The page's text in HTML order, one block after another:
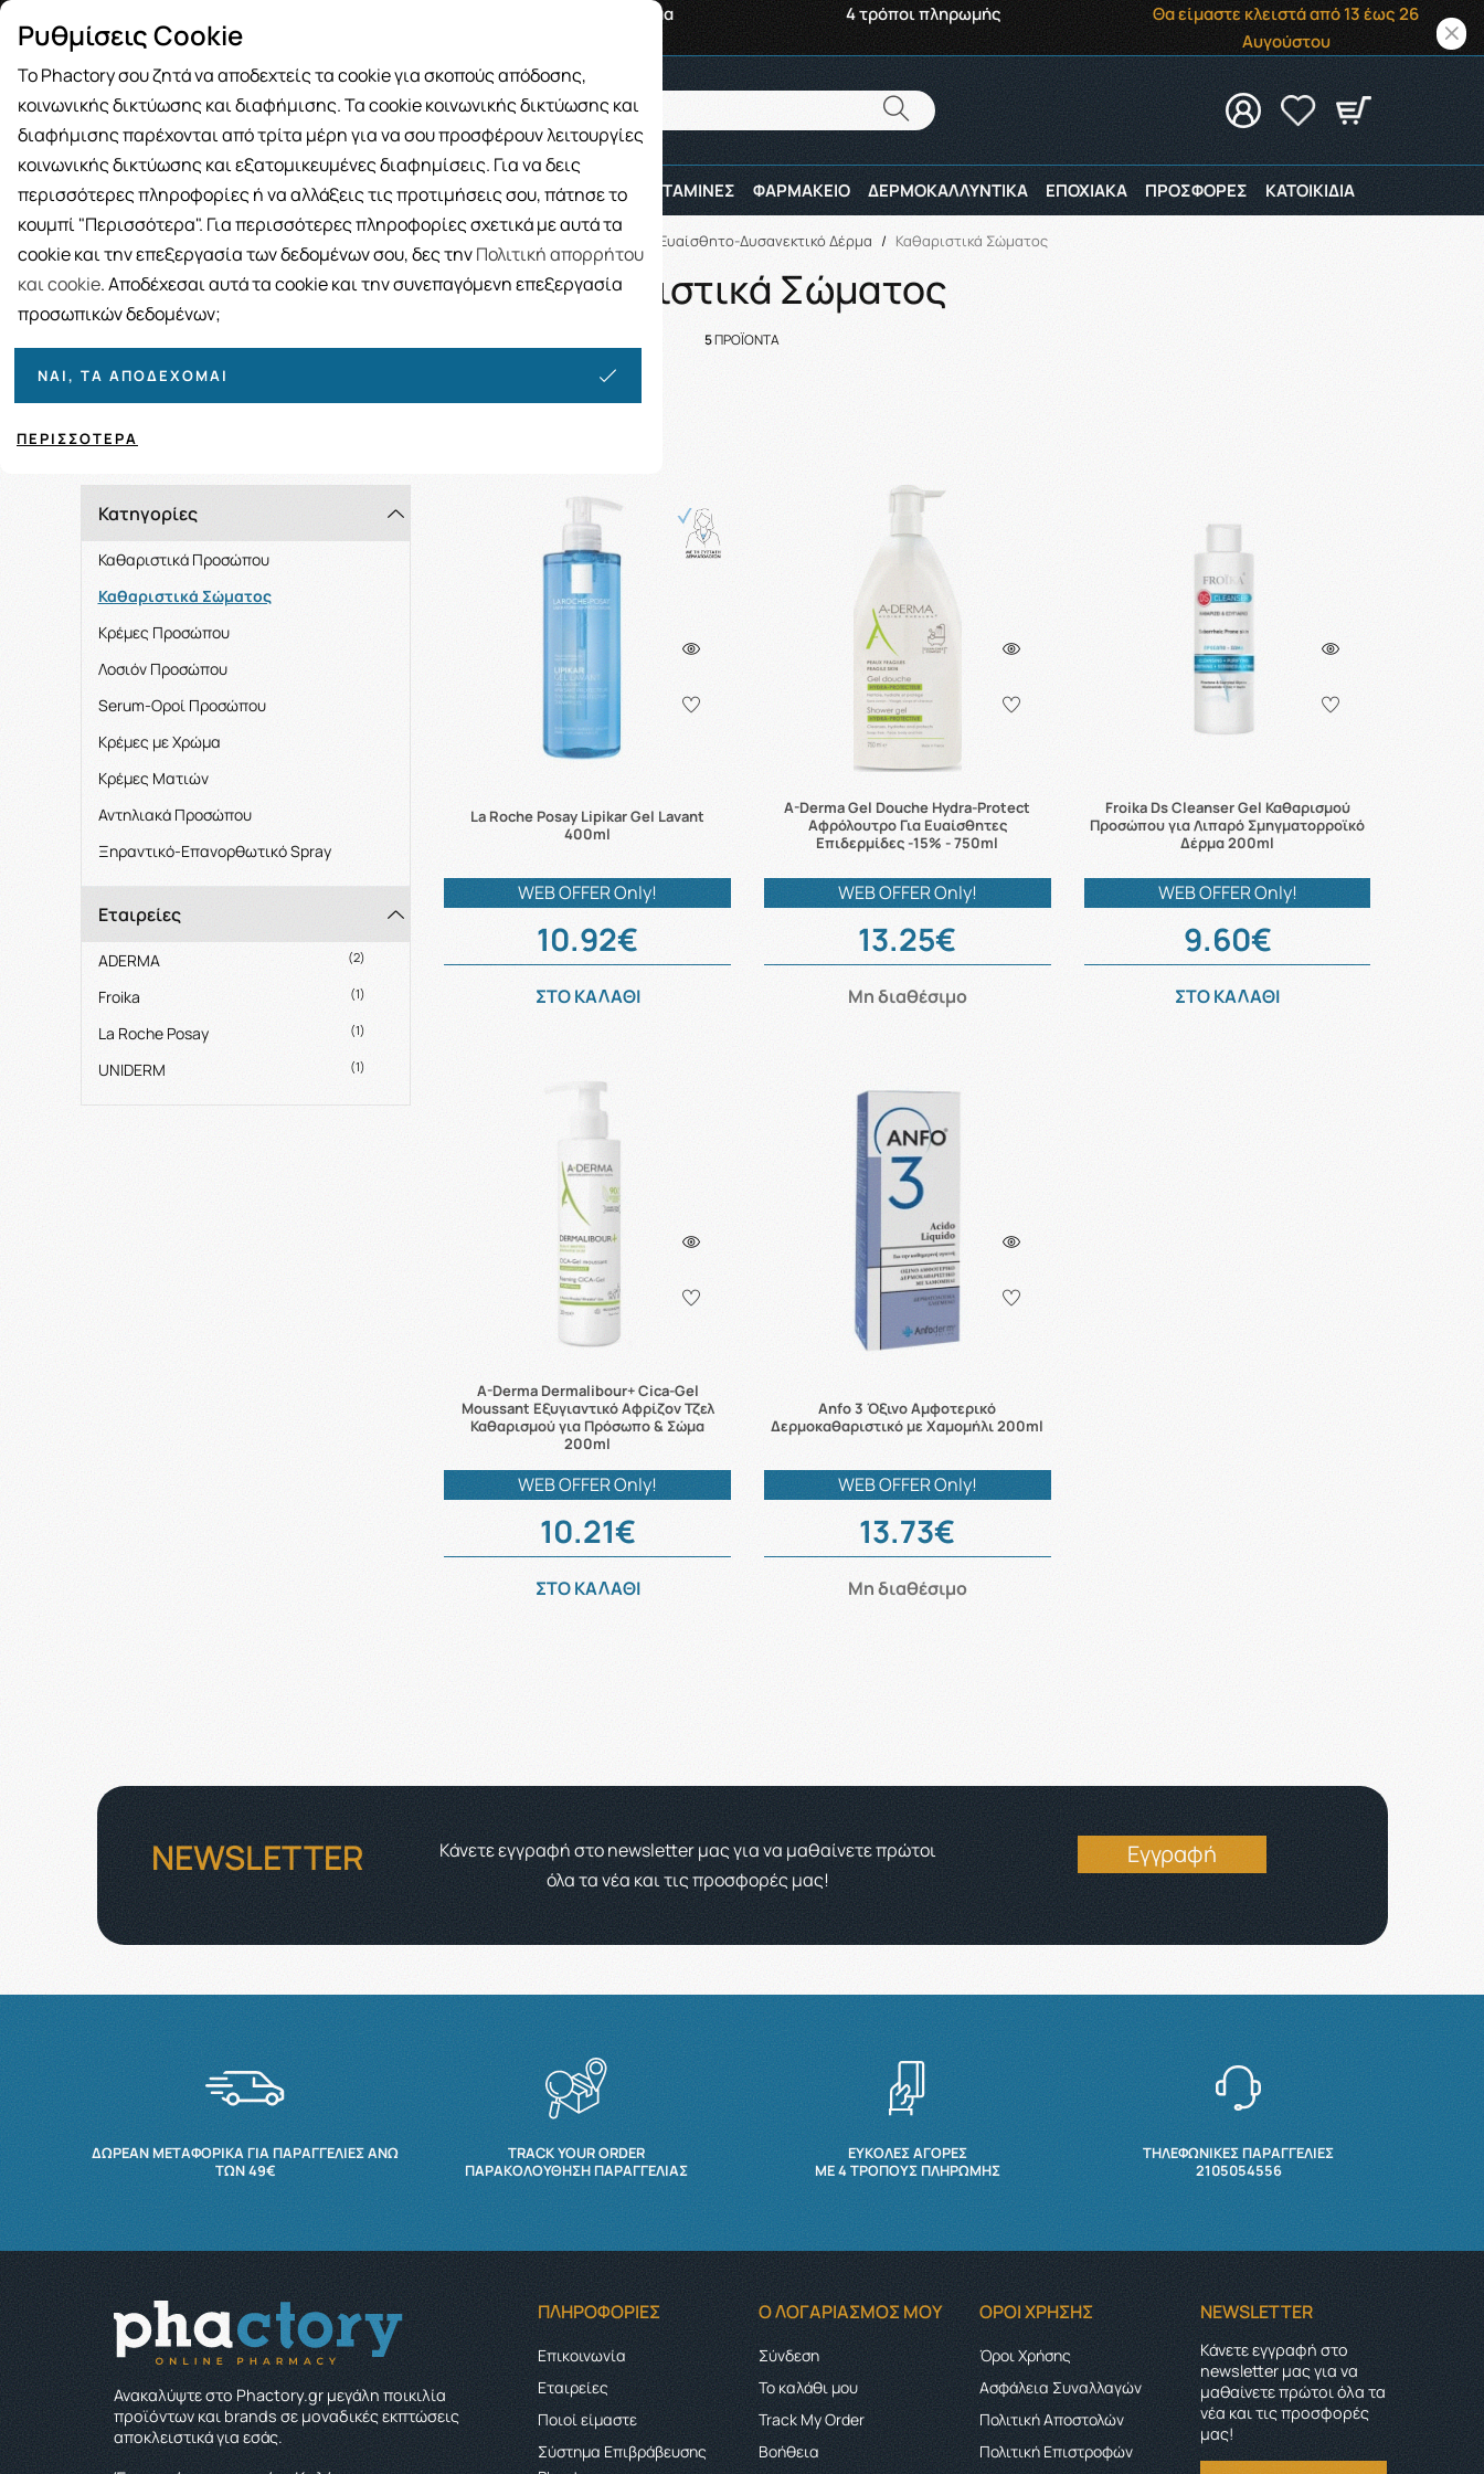
των 49€
Παραλαβή από το Κατάστημα 4 τρόποι πληρωμής
Θα είμαστε κλειστά από 13 έως 26
Αυγούστου
Αναζήτηση
BRANDS ΓΥΝΑΙΚΑ ΑΝΔΡΑΣ ΜΗΤΕΡΑ ΚΑΙ ΠΑΙΔΙ ΑΘΛΗΤΕΣ ΒΙΤΑΜΙΝΕΣ ΦΑΡΜΑΚΕΙΟ ΔΕΡΜΟΚΑΛΛΥΝΤΙΚΑ ΕΠΟΧΙΑΚΑ ΠΡΟΣΦΟΡΕΣ ΚΑΤΟΙΚΙΔΙΑ
Αναζήτηση
ΔΕΡΜΟΚΑΛΛΥΝΤΙΚΑ Ευαίσθητο-Δυσανεκτικό Δέρμα / Καθαριστικά Σώματος
Καθαριστικά Σώματος
5ΠΡΟΪΟΝΤΑ
Ταξινόμηση
Κατηγορίες
Καθαριστικά Προσώπου
Καθαριστικά Σώματος
Κρέμες Προσώπου
Λοσιόν Προσώπου
Serum-Oροί Προσώπου
Κρέμες με Χρώμα
Κρέμες Ματιών
Αντηλιακά Προσώπου
Ξηραντικό-Επανορθωτικό Spray
Εταιρείες
ADERMA (2)
Froika (1)
La Roche Posay (1)
UNIDERM (1)
La Roche Posay Lipikar Gel Lavant
400ml
WEB OFFER Only!
10.92€
ΣΤΟ ΚΑΛΑΘΙ
A-Derma Gel Douche Hydra-Protect
Αφρόλουτρο Για Ευαίσθητες
Επιδερμίδες -15% - 750ml
WEB OFFER Only!
13.25€
Μη διαθέσιμο
Froika Ds Cleanser Gel Καθαρισμού
Προσώπου για Λιπαρό Σμηγματορροϊκό
Δέρμα 200ml
WEB OFFER Only!
9.60€
ΣΤΟ ΚΑΛΑΘΙ
A-Derma Dermalibour+ Cica-Gel
Moussant Εξυγιαντικό Αφρίζον Τζελ
Καθαρισμού για Πρόσωπο & Σώμα
200ml
WEB OFFER Only!
10.21€
ΣΤΟ ΚΑΛΑΘΙ
Anfo 3 Όξινο Αμφοτερικό
Δερμοκαθαριστικό με Χαμομήλι 200ml
WEB OFFER Only!
13.73€
Μη διαθέσιμο
NEWSLETTER
Κάνετε εγγραφή στο newsletter μας για να μαθαίνετε πρώτοι
όλα τα νέα και τις προσφορές μας!
Εγγραφή
ΔΩΡΕΆΝ ΜΕΤΑΦΟΡΙΚΆ ΓΙΑ ΠΑΡΑΓΓΕΛΊΕΣ ΆΝΩ
ΤΩΝ 49€
TRACK YOUR ORDER
ΠΑΡΑΚΟΛΟΎΘΗΣΗ ΠΑΡΑΓΓΕΛΊΑΣ
ΕΥΚΟΛΕΣ ΑΓΟΡΕΣ
ΜΕ 4 ΤΡΌΠΟΥΣ ΠΛΗΡΩΜΉΣ
ΤΗΛΕΦΩΝΙΚΕΣ ΠΑΡΑΓΓΕΛΙΕΣ
2105054556
Ανακαλύψτε στο Phactory.gr μεγάλη ποικιλία
προϊόντων και brands σε μοναδικές εκπτώσεις
αποκλειστικά για εσάς.
ΠΛΗΡΟΦΟΡΊΕΣ
Επικοινωνία
Εταιρείες
Ποιοί είμαστε
Σύστημα Επιβράβευσης
Ο ΛΟΓΑΡΙΑΣΜΌΣ ΜΟΥ
Σύνδεση
Το καλάθι μου
Track My Order
Boήθεια
ΌΡΟΙ ΧΡΉΣΗΣ
Όροι Χρήσης
Ασφάλεια Συναλλαγών
Πολιτική Αποστολών
Πολιτική Επιστροφών
NEWSLETTER
Κάνετε εγγραφή στο
newsletter μας για να
μαθαίνετε πρώτοι όλα τα
νέα και τις προσφορές
μας!
Ρυθμίσεις Cookie
Το Phactory σου ζητά να αποδεχτείς τα cookie για σκοπούς απόδοσης,
κοινωνικής δικτύωσης και διαφήμισης. Τα cookie κοινωνικής δικτύωσης και
διαφήμισης παρέχονται από τρίτα μέρη για να σου προσφέρουν λειτουργίες
κοινωνικής δικτύωσης και εξατομικευμένες διαφημίσεις. Για να δεις
περισσότερες πληροφορίες ή να αλλάξεις τις προτιμήσεις σου, πάτησε το
κουμπί "Περισσότερα". Για περισσότερες πληροφορίες σχετικά με αυτά τα
cookie και την επεξεργασία των δεδομένων σου, δες τηνΠολιτική απορρήτου
και cookie. Αποδέχεσαι αυτά τα cookie και την συνεπαγόμενη επεξεργασία
προσωπικών δεδομένων;
ΝΑΙ, ΤΑ ΑΠΟΔΈΧΟΜΑΙ
ΠΕΡΙΣΣΌΤΕΡΑ